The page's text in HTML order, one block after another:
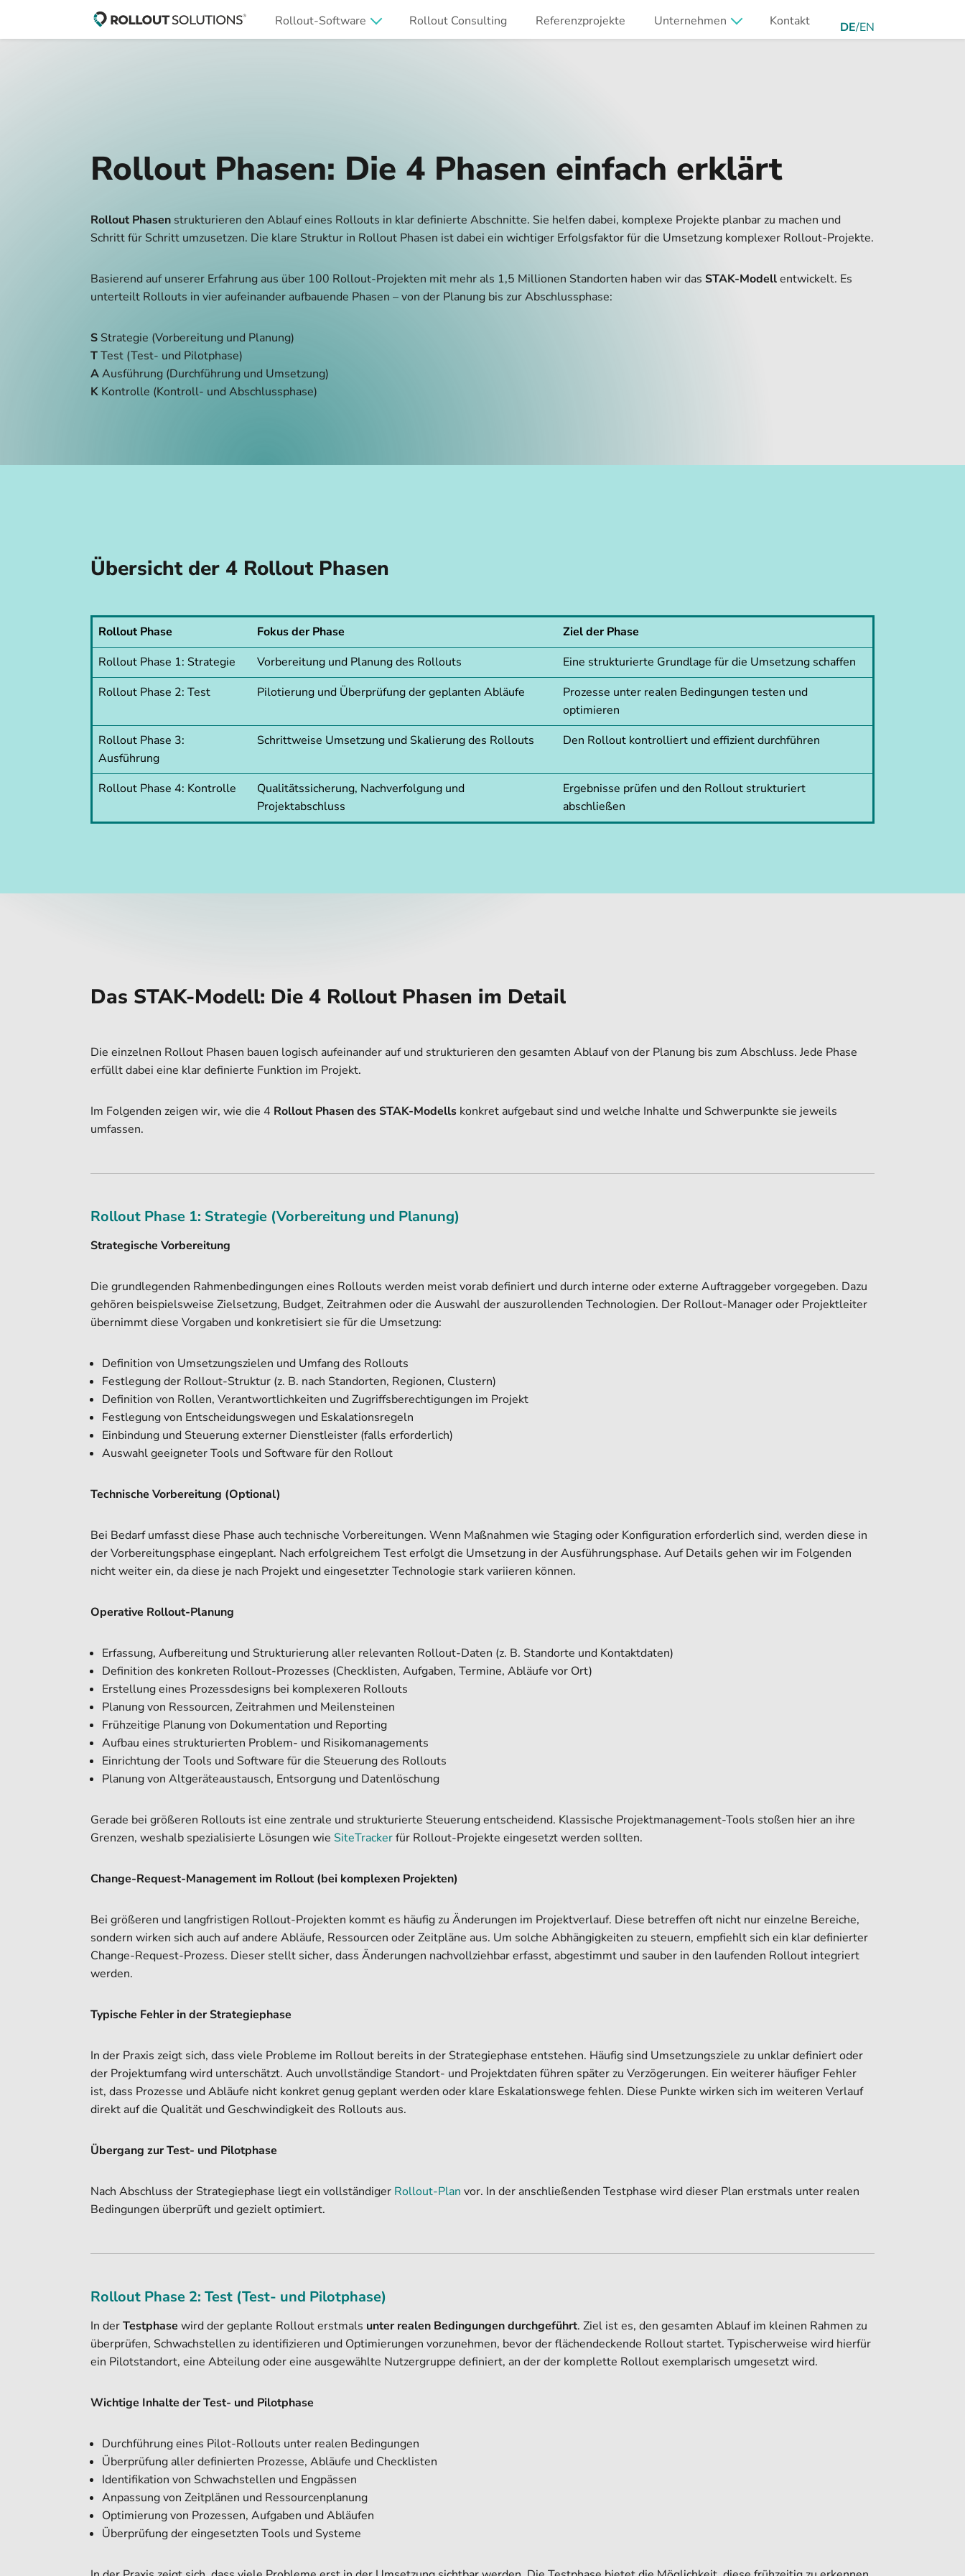
DE/EN
Rollout-Software Rollout Consulting Referenzprojekte Unternehmen Kontakt
Rollout Phasen: Die 4 Phasen einfach erklärt
Rollout Phasen strukturieren den Ablauf eines Rollouts in klar definierte Abschnitte. Sie helfen dabei, komplexe Projekte planbar zu machen und
Schritt für Schritt umzusetzen. Die klare Struktur in Rollout Phasen ist dabei ein wichtiger Erfolgsfaktor für die Umsetzung komplexer Rollout-Projekte.
Basierend auf unserer Erfahrung aus über 100 Rollout-Projekten mit mehr als 1,5 Millionen Standorten haben wir das STAK-Modellentwickelt. Es
unterteilt Rollouts in vier aufeinander aufbauende Phasen – von der Planung bis zur Abschlussphase:
S Strategie (Vorbereitung und Planung)
TTest (Test- und Pilotphase)
AAusführung (Durchführung und Umsetzung)
K Kontrolle (Kontroll- und Abschlussphase)
Übersicht der 4 Rollout Phasen
Rollout Phase Fokus der Phase
Ziel der Phase
Rollout Phase 1: Strategie
Vorbereitung und Planung des Rollouts
Eine strukturierte Grundlage für die Umsetzung schaffen
Rollout Phase 2: Test
Pilotierung und Überprüfung der geplanten Abläufe
Prozesse unter realen Bedingungen testen und
optimieren
Rollout Phase 3:
Ausführung
Schrittweise Umsetzung und Skalierung des Rollouts Den Rollout kontrolliert und effizient durchführen
Rollout Phase 4: Kontrolle
Qualitätssicherung, Nachverfolgung und
Projektabschluss
Ergebnisse prüfen und den Rollout strukturiert
abschließen
Das STAK-Modell: Die 4 Rollout Phasen im Detail
Die einzelnen Rollout Phasen bauen logisch aufeinander auf und strukturieren den gesamten Ablauf von der Planung bis zum Abschluss. Jede Phase
erfüllt dabei eine klar definierte Funktion im Projekt.
Im Folgenden zeigen wir, wie die 4 Rollout Phasen des STAK-Modells konkret aufgebaut sind und welche Inhalte und Schwerpunkte sie jeweils
umfassen.
Rollout Phase 1: Strategie (Vorbereitung und Planung)
Strategische Vorbereitung
Die grundlegenden Rahmenbedingungen eines Rollouts werden meist vorab definiert und durch interne oder externe Auftraggeber vorgegeben. Dazu
gehören beispielsweise Zielsetzung, Budget, Zeitrahmen oder die Auswahl der auszurollenden Technologien. Der Rollout-Manager oder Projektleiter
übernimmt diese Vorgaben und konkretisiert sie für die Umsetzung:
Definition von Umsetzungszielen und Umfang des Rollouts
Festlegung der Rollout-Struktur (z. B. nach Standorten, Regionen, Clustern)
Definition von Rollen, Verantwortlichkeiten und Zugriffsberechtigungen im Projekt
Festlegung von Entscheidungswegen und Eskalationsregeln
Einbindung und Steuerung externer Dienstleister (falls erforderlich)
Auswahl geeigneter Tools und Software für den Rollout
Technische Vorbereitung (Optional)
Bei Bedarf umfasst diese Phase auch technische Vorbereitungen. Wenn Maßnahmen wie Staging oder Konfiguration erforderlich sind, werden diese in
der Vorbereitungsphase eingeplant. Nach erfolgreichem Test erfolgt die Umsetzung in der Ausführungsphase. Auf Details gehen wir im Folgenden
nicht weiter ein, da diese je nach Projekt und eingesetzter Technologie stark variieren können.
Operative Rollout-Planung
Erfassung, Aufbereitung und Strukturierung aller relevanten Rollout-Daten (z. B. Standorte und Kontaktdaten)
Definition des konkreten Rollout-Prozesses (Checklisten, Aufgaben, Termine, Abläufe vor Ort)
Erstellung eines Prozessdesigns bei komplexeren Rollouts
Planung von Ressourcen, Zeitrahmen und Meilensteinen
Frühzeitige Planung von Dokumentation und Reporting
Aufbau eines strukturierten Problem- und Risikomanagements
Einrichtung der Tools und Software für die Steuerung des Rollouts
Planung von Altgeräteaustausch, Entsorgung und Datenlöschung
Gerade bei größeren Rollouts ist eine zentrale und strukturierte Steuerung entscheidend. Klassische Projektmanagement-Tools stoßen hier an ihre
Grenzen, weshalb spezialisierte Lösungen wie SiteTrackerfür Rollout-Projekte eingesetzt werden sollten.
Change-Request-Management im Rollout (bei komplexen Projekten)
Bei größeren und langfristigen Rollout-Projekten kommt es häufig zu Änderungen im Projektverlauf. Diese betreffen oft nicht nur einzelne Bereiche,
sondern wirken sich auch auf andere Abläufe, Ressourcen oder Zeitpläne aus. Um solche Abhängigkeiten zu steuern, empfiehlt sich ein klar definierter
Change-Request-Prozess. Dieser stellt sicher, dass Änderungen nachvollziehbar erfasst, abgestimmt und sauber in den laufenden Rollout integriert
werden.
Typische Fehler in der Strategiephase
In der Praxis zeigt sich, dass viele Probleme im Rollout bereits in der Strategiephase entstehen. Häufig sind Umsetzungsziele zu unklar definiert oder
der Projektumfang wird unterschätzt. Auch unvollständige Standort- und Projektdaten führen später zu Verzögerungen. Ein weiterer häufiger Fehler
ist, dass Prozesse und Abläufe nicht konkret genug geplant werden oder klare Eskalationswege fehlen. Diese Punkte wirken sich im weiteren Verlauf
direkt auf die Qualität und Geschwindigkeit des Rollouts aus.
Übergang zur Test- und Pilotphase
Nach Abschluss der Strategiephase liegt ein vollständiger Rollout-Plan vor. In der anschließenden Testphase wird dieser Plan erstmals unter realen
Bedingungen überprüft und gezielt optimiert.
Rollout Phase 2: Test (Test- und Pilotphase)
In derTestphase wird der geplante Rollout erstmals unter realen Bedingungen durchgeführt. Ziel ist es, den gesamten Ablauf im kleinen Rahmen zu
überprüfen, Schwachstellen zu identifizieren und Optimierungen vorzunehmen, bevor der flächendeckende Rollout startet. Typischerweise wird hierfür
ein Pilotstandort, eine Abteilung oder eine ausgewählte Nutzergruppe definiert, an der der komplette Rollout exemplarisch umgesetzt wird.
Wichtige Inhalte der Test- und Pilotphase
Durchführung eines Pilot-Rollouts unter realen Bedingungen
Überprüfung aller definierten Prozesse, Abläufe und Checklisten
Identifikation von Schwachstellen und Engpässen
Anpassung von Zeitplänen und Ressourcenplanung
Optimierung von Prozessen, Aufgaben und Abläufen
Überprüfung der eingesetzten Tools und Systeme